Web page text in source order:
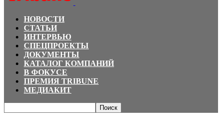
НОВОСТИ
СТАТЬИ
ИНТЕРВЬЮ
СПЕЦПРОЕКТЫ
ДОКУМЕНТЫ
КАТАЛОГ КОМПАНИЙ
В ФОКУСЕ
ПРЕМИЯ TRIBUNE
МЕДИАКИТ